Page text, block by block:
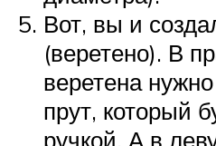
Вот, вы и
(веретено). В
веретена
прут, который
ручкой. А в